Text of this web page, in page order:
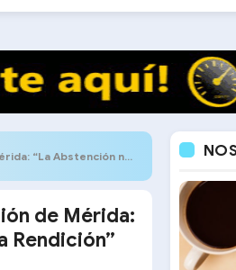
Respuesta, es una Rendición”
de Mérida:
Rendición”